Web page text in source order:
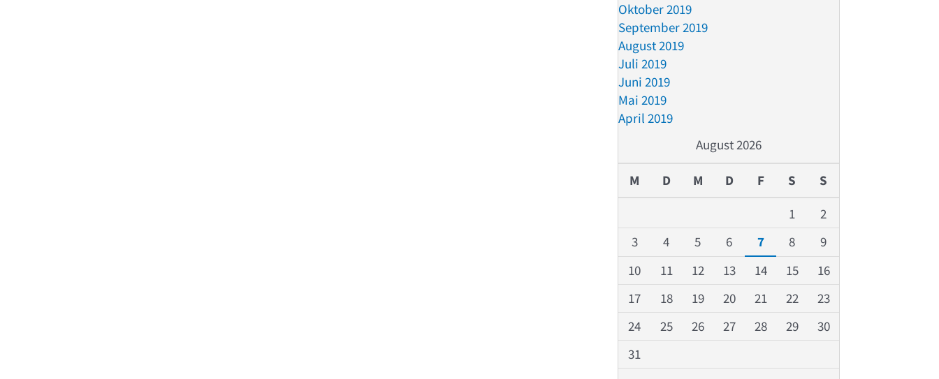
Oktober 2019
September 2019
August 2019
Juli 2019
Juni 2019
Mai 2019
April 2019
August 2026
M D M D F S
S
1
2
3
4 5 6 7 8
9
10
11 12 13 14 15
16
17
18 19 20 21 22
23
24
25 26 27 28 29
30
31